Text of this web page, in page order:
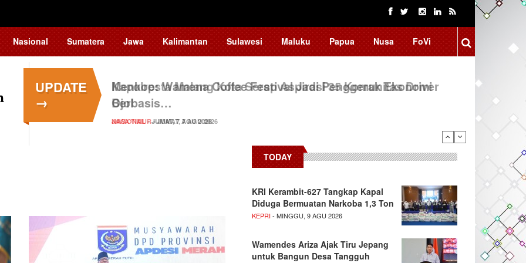
Nasional Sumatera Jawa Kalimantan Sulawesi Maluku Papua Nusa FoVi
UPDATE
→
Kapolresta Malang Kota Serap Aspirasi 35 Komunitas Driver
Ojol
JAWA TIMUR- JUMAT, 7 AGU 2026
TODAY
KRI Kerambit-627 Tangkap Kapal
Diduga Bermuatan Narkoba 1,3 Ton
KEPRI- MINGGU, 9 AGU 2026
Wamendes Ariza Ajak Tiru Jepang
untuk Bangun Desa Tangguh